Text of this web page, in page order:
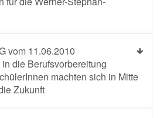
vom 11.06.2010
die Berufsvorbereitung
machten sich in Mitte
Zukunft